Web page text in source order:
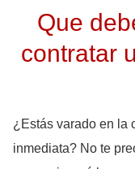
Que
contratar
¿Estás varado en la
inmediata? No te